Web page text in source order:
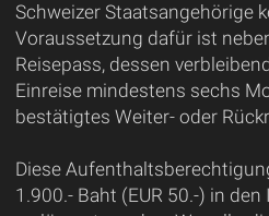
Schweizer Staatsangehörige
Voraussetzung dafür ist
Reisepass, dessen
Einreise mindestens sechs
bestätigtes Weiter- oder
Diese
1.900.- Baht (EUR 50.-) in